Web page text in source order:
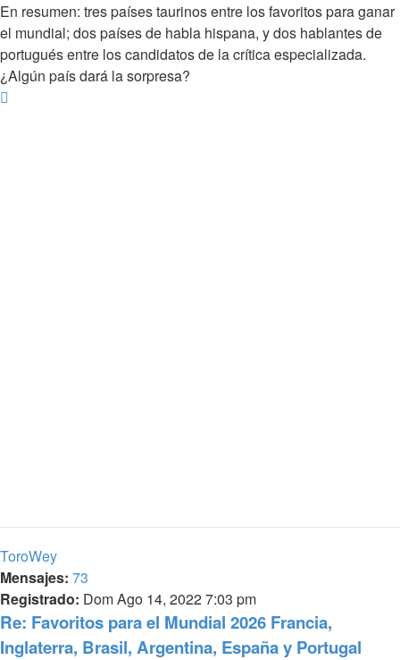
En resumen: tres países taurinos entre los favoritos para ganar
el mundial; dos países de habla hispana, y dos hablantes de
portugués entre los candidatos de la crítica especializada.
¿Algún país dará la sorpresa?
ToroWey
Mensajes: 73
Registrado: Dom Ago 14, 2022 7:03 pm
Re: Favoritos para el Mundial 2026 Francia,
Inglaterra, Brasil, Argentina, España y Portugal